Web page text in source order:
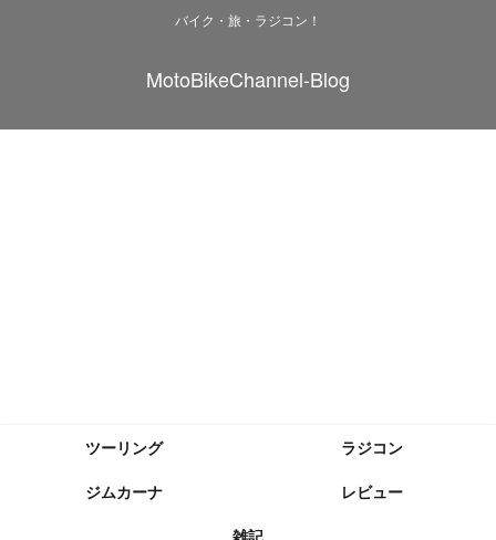
バイク・旅・ラジコン！
MotoBikeChannel-Blog
ツーリング
ラジコン
ジムカーナ
レビュー